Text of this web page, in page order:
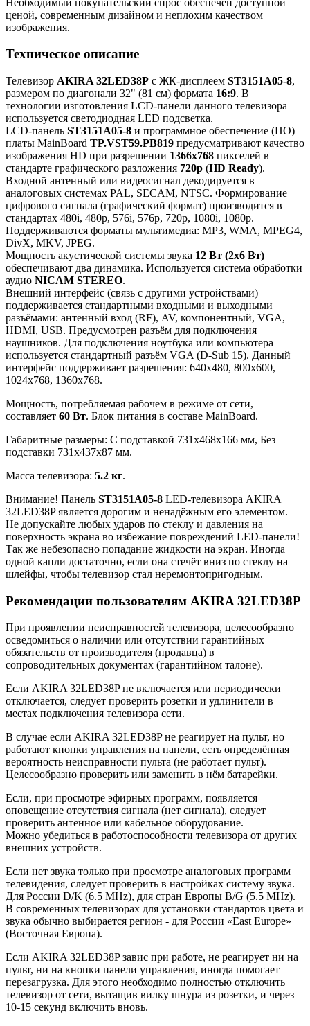
ценой, современным дизайном и неплохим качеством
изображения.
Техническое описание
Телевизор AKIRA 32LED38P с ЖК-дисплеем ST3151A05-8,
размером по диагонали 32" (81 см) формата 16:9. В
технологии изготовления LCD-панели данного телевизора
используется светодиодная LED подсветка.
LCD-панель ST3151A05-8 и программное обеспечение (ПО)
платы MainBoard TP.VST59.PB819 предусматривают качество
изображения HD при разрешении 1366x768 пикселей в
стандарте графического разложения 720p (HD Ready).
Входной антенный или видеосигнал декодируется в
аналоговых системах PAL, SECAM, NTSC. Формирование
цифрового сигнала (графический формат) производится в
стандартах 480i, 480p, 576i, 576p, 720p, 1080i, 1080p.
Поддерживаются форматы мультимедиа: MP3, WMA, MPEG4,
DivX, MKV, JPEG.
Мощность акустической системы звука 12 Вт (2x6 Вт)
обеспечивают два динамика. Используется система обработки
аудио NICAM STEREO.
Внешний интерфейс (связь с другими устройствами)
поддерживается стандартными входными и выходными
разъёмами: антенный вход (RF), AV, компонентный, VGA,
HDMI, USB. Предусмотрен разъём для подключения
наушников. Для подключения ноутбука или компьютера
используется стандартный разъём VGA (D-Sub 15). Данный
интерфейс поддерживает разрешения: 640x480, 800x600,
1024x768, 1360x768.
Мощность, потребляемая рабочем в режиме от сети,
составляет 60 Вт. Блок питания в составе MainBoard.
Габаритные размеры: C подставкой 731x468x166 мм, Без
подставки 731x437x87 мм.
Масса телевизора: 5.2 кг.
Внимание! Панель ST3151A05-8 LED-телевизора AKIRA
32LED38P является дорогим и ненадёжным его элементом.
Не допускайте любых ударов по стеклу и давления на
поверхность экрана во избежание повреждений LED-панели!
Так же небезопасно попадание жидкости на экран. Иногда
одной капли достаточно, если она стечёт вниз по стеклу на
шлейфы, чтобы телевизор стал неремонтопригодным.
Рекомендации пользователям AKIRA 32LED38P
При проявлении неисправностей телевизора, целесообразно
осведомиться о наличии или отсутствии гарантийных
обязательств от производителя (продавца) в
сопроводительных документах (гарантийном талоне).
Если AKIRA 32LED38P не включается или периодически
отключается, следует проверить розетки и удлинители в
местах подключения телевизора сети.
В случае если AKIRA 32LED38P не реагирует на пульт, но
работают кнопки управления на панели, есть определённая
вероятность неисправности пульта (не работает пульт).
Целесообразно проверить или заменить в нём батарейки.
Если, при просмотре эфирных программ, появляется
оповещение отсутствия сигнала (нет сигнала), следует
проверить антенное или кабельное оборудование.
Можно убедиться в работоспособности телевизора от других
внешних устройств.
Если нет звука только при просмотре аналоговых программ
телевидения, следует проверить в настройках систему звука.
Для России D/K (6.5 MHz), для стран Европы B/G (5.5 MHz).
В современных телевизорах для установки стандартов цвета и
звука обычно выбирается регион - для России «East Europe»
(Восточная Европа).
Если AKIRA 32LED38P завис при работе, не реагирует ни на
пульт, ни на кнопки панели управления, иногда помогает
перезагрузка. Для этого необходимо полностью отключить
телевизор от сети, вытащив вилку шнура из розетки, и через
10-15 секунд включить вновь.